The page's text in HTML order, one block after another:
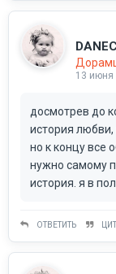
13 июня
досмотрев до
история
но к концу все
нужно самому
история. я в
ОТВЕТИТЬ